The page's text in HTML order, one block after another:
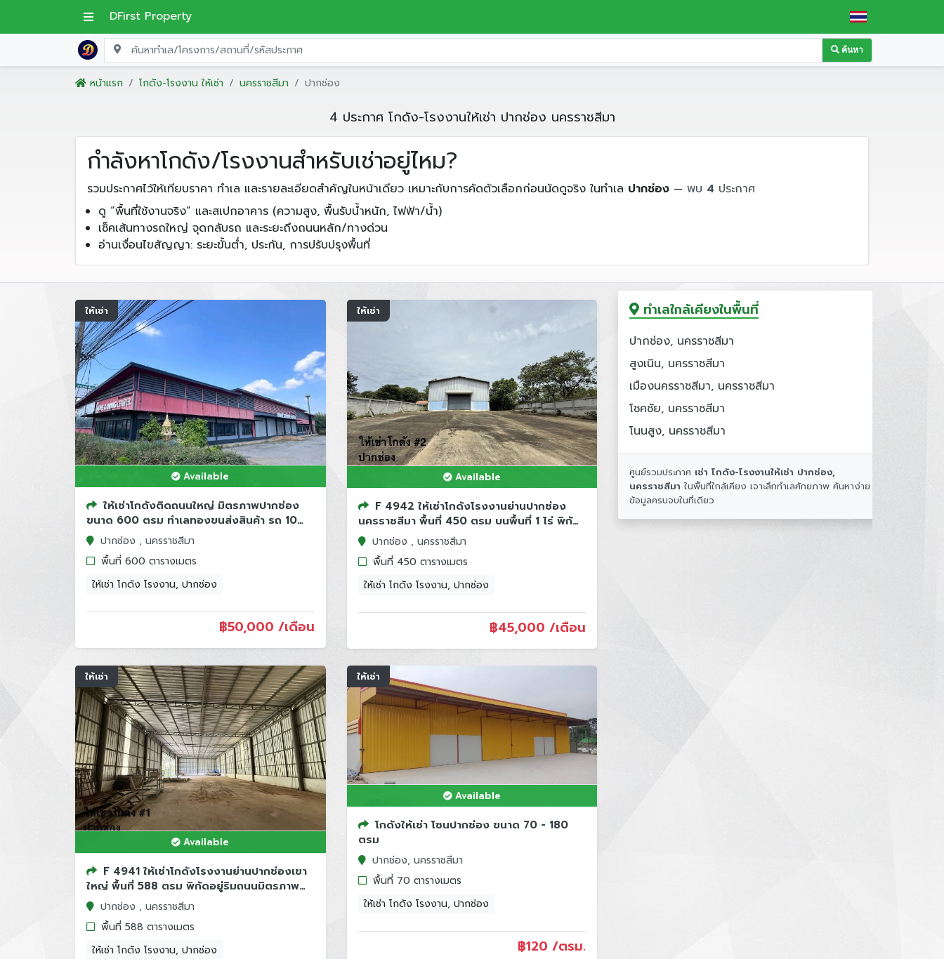
DFirst Property
ค้นหา
หน้าแรก โกดัง-โรงงาน ให้เช่า นครราชสีมา ปากช่อง
4 ประกาศ โกดัง-โรงงานให้เช่า ปากช่อง นครราชสีมา
กำลังหาโกดัง/โรงงานสำหรับเช่าอยู่ไหม?
รวมประกาศไว้ให้เทียบราคา ทำเล และรายละเอียดสำคัญในหน้าเดียว เหมาะกับการคัดตัวเลือกก่อนนัดดูจริง ในทำเล ปากช่อง— พบ 4 ประกาศ
ดู “พื้นที่ใช้งานจริง” และสเปกอาคาร (ความสูง, พื้นรับน้ำหนัก, ไฟฟ้า/น้ำ)
เช็คเส้นทางรถใหญ่ จุดกลับรถ และระยะถึงถนนหลัก/ทางด่วน
อ่านเงื่อนไขสัญญา: ระยะขั้นต่ำ, ประกัน, การปรับปรุงพื้นที่
ให้เช่า
Available
ให้เช่าโกดังติดถนนใหญ่ มิตรภาพปากช่อง
ขนาด 600 ตรม ทำเลทองขนส่งสินค้า รถ 10
ล้อเข้าออกส...
ปากช่อง , นครราชสีมา
พื้นที่ 600 ตารางเมตร
ให้เช่า โกดัง โรงงาน, ปากช่อง
฿50,000 /เดือน
ให้เช่า
Available
F 4942 ให้เช่าโกดังโรงงานย่านปากช่อง
นครราชสีมา พื้นที่ 450 ตรม บนพื้นที่ 1 ไร่ พิกัด
อำเ...ปากช่อง , นครราชสีมา
พื้นที่ 450 ตารางเมตร
ให้เช่า โกดัง โรงงาน, ปากช่อง
฿45,000 /เดือน
ให้เช่า
Available
F 4941 ให้เช่าโกดังโรงงานย่านปากช่องเขา
ใหญ่ พื้นที่ 588 ตรม พิกัดอยู่ริมถนนมิตรภาพ
อำเภ...ปากช่อง , นครราชสีมา
พื้นที่ 588 ตารางเมตร
ให้เช่า โกดัง โรงงาน, ปากช่อง
ให้เช่า
Available
โกดังให้เช่า โซนปากช่อง ขนาด 70 - 180
ตรม
ปากช่อง, นครราชสีมา
พื้นที่ 70 ตารางเมตร
ให้เช่า โกดัง โรงงาน, ปากช่อง
฿120 /ตรม.
ทำเลใกล้เคียงในพื้นที่
ปากช่อง, นครราชสีมา
สูงเนิน, นครราชสีมา
เมืองนครราชสีมา, นครราชสีมา
โชคชัย, นครราชสีมา
โนนสูง, นครราชสีมา
ศูนย์รวมประกาศ เช่า โกดัง-โรงงานให้เช่า ปากช่อง,
นครราชสีมาในพื้นที่ใกล้เคียง เจาะลึกทำเลศักยภาพ ค้นหาง่าย
ข้อมูลครบจบในที่เดียว